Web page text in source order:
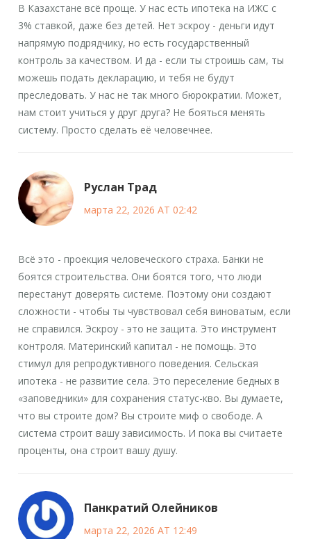
В Казахстане всё проще. У нас есть ипотека на ИЖС с
3% ставкой, даже без детей. Нет эскроу - деньги идут
напрямую подрядчику, но есть государственный
контроль за качеством. И да - если ты строишь сам, ты
можешь подать декларацию, и тебя не будут
преследовать. У нас не так много бюрократии. Может,
нам стоит учиться у друг друга? Не бояться менять
систему. Просто сделать её человечнее.
Руслан Трад
марта 22, 2026 AT 02:42
Всё это - проекция человеческого страха. Банки не
боятся строительства. Они боятся того, что люди
перестанут доверять системе. Поэтому они создают
сложности - чтобы ты чувствовал себя виноватым, если
не справился. Эскроу - это не защита. Это инструмент
контроля. Материнский капитал - не помощь. Это
стимул для репродуктивного поведения. Сельская
ипотека - не развитие села. Это переселение бедных в
«заповедники» для сохранения статус-кво. Вы думаете,
что вы строите дом? Вы строите миф о свободе. А
система строит вашу зависимость. И пока вы считаете
проценты, она строит вашу душу.
Панкратий Олейников
марта 22, 2026 AT 12:49